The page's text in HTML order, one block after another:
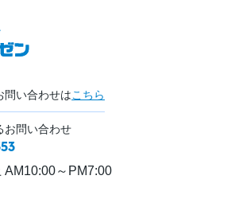
問い合わせはこちら
お問い合わせ
AM10:00～PM7:00